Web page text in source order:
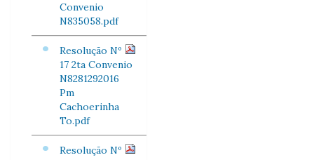
Convenio
N835058.pdf
Resolução Nº
17 2ta Convenio
N8281292016
Pm
Cachoerinha
To.pdf
Resolução Nº